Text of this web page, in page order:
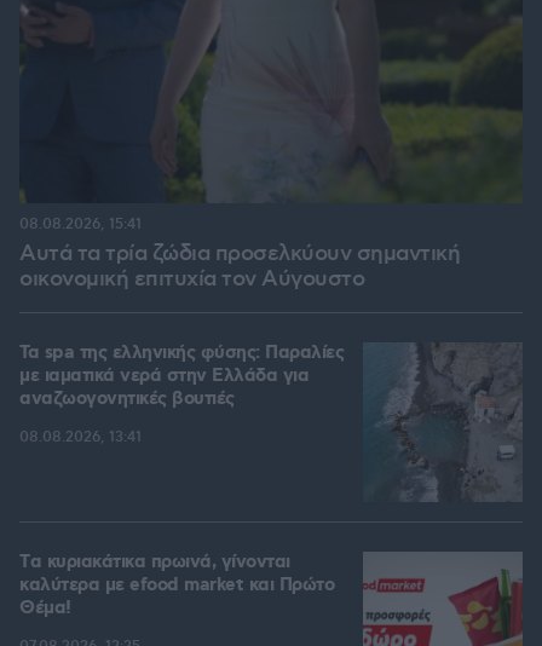
Αυτά τα τρία ζώδια προσελκύουν σημαντική
οικονομική επιτυχία τον Αύγουστο
08.08.2026, 15:41
Τα spa της ελληνικής φύσης: Παραλίες
με ιαματικά νερά στην Ελλάδα για
αναζωογονητικές βουτιές
08.08.2026, 13:41
Tα κυριακάτικα πρωινά, γίνονται
καλύτερα με efood market και Πρώτο
Θέμα!